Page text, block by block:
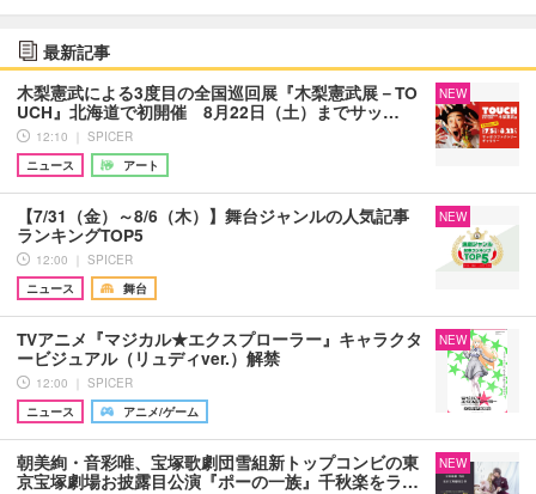
最新記事
木梨憲武による3度目の全国巡回展『木梨憲武展－TO
UCH』北海道で初開催 8月22日（土）までサッ…
12:10 ｜ SPICER
ニュース
アート
NEW
【7/31（金）～8/6（木）】舞台ジャンルの人気記事
ランキングTOP5
12:00 ｜ SPICER
ニュース
舞台
NEW
TVアニメ『マジカル★エクスプローラー』キャラクタ
ービジュアル（リュディver.）解禁
12:00 ｜ SPICER
ニュース
アニメ/ゲーム
NEW
朝美絢・音彩唯、宝塚歌劇団雪組新トップコンビの東
京宝塚劇場お披露目公演『ポーの一族』千秋楽をラ…
NEW